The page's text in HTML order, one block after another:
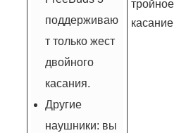
поддерживаю
т только жест
двойного
касания.
Другие
наушники: вы
тройное
касание